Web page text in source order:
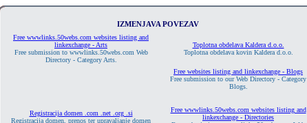
IZMENJAVA POVEZAV
Free wwwlinks.50webs.com websites listing and
linkexchange - Arts
Free submission to wwwlinks.50webs.com Web
Directory - Category Arts.
Toplotna obdelava Kaldera d.o.o.
Toplotna obdelava kovin Kaldera d.o.o.
Free websites listing and linkexchange - Blogs
Free submission to our Web Directory - Category
Blogs.
Registracija domen .com .net .org .si
Registracija domen, prenos ter upravaljanje domen
Free wwwlinks.50webs.com websites listing and
linkexchange - Directories